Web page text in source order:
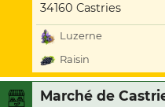
34160 Castries
Luzerne
Raisin
Marché de